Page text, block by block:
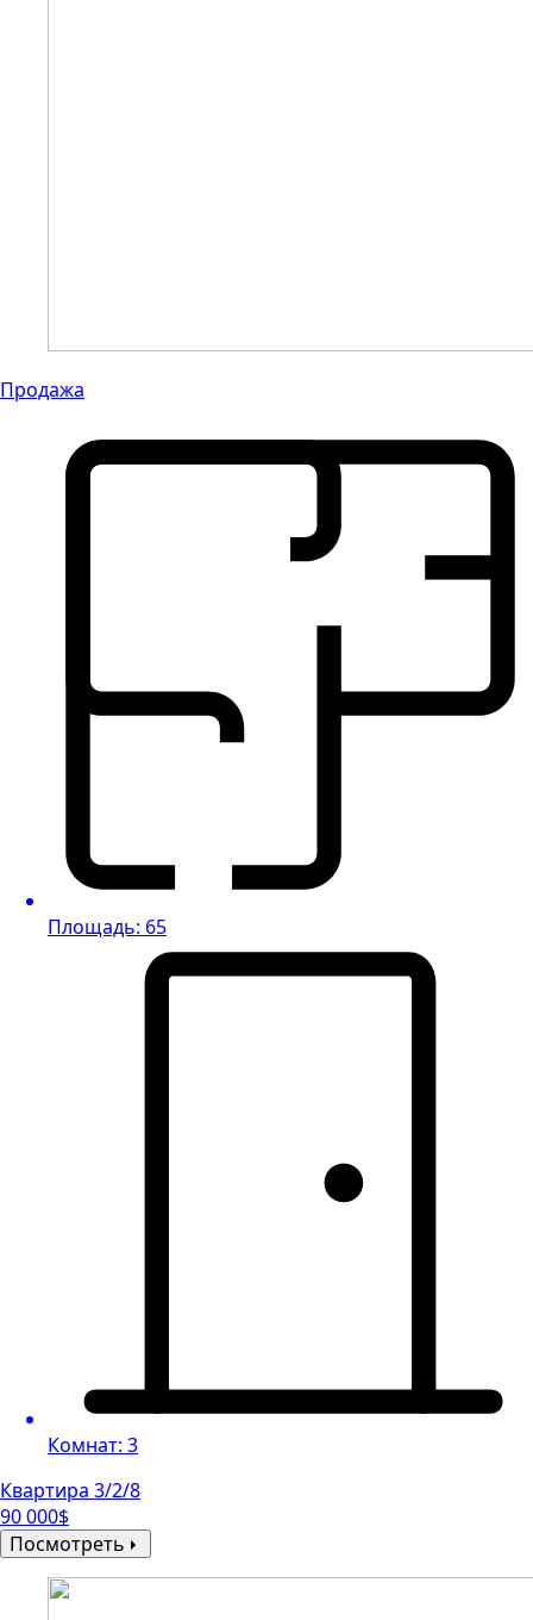
Продажа
Площадь: 65
Комнат: 3
Квартира 3/2/8
90 000$
Посмотреть